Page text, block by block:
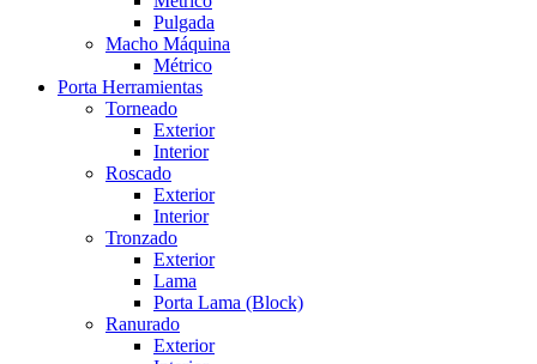
Pulgada
Macho Máquina
Métrico
Porta Herramientas
Torneado
Exterior
Interior
Roscado
Exterior
Interior
Tronzado
Exterior
Lama
Porta Lama (Block)
Ranurado
Exterior